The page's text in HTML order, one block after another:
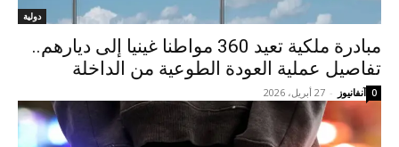
دولية
مبادرة ملكية تعيد 360 مواطنا غينيا إلى ديارهم..
تفاصيل عملية العودة الطوعية من الداخلة
آنفانيوز - 27 أبريل، 2026 0